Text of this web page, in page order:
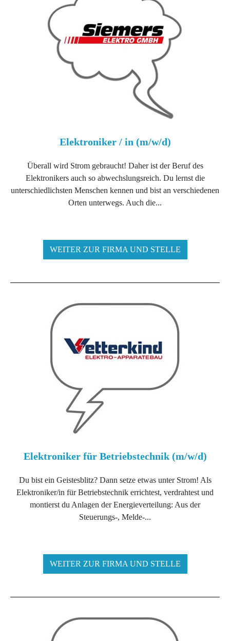
Elektroniker / in (m/w/d)
Überall wird Strom gebraucht! Daher ist der Beruf des
Elektronikers auch so abwechslungsreich. Du lernst die
unterschiedlichsten Menschen kennen und bist an verschiedenen
Orten unterwegs. Auch die...
WEITER ZUR FIRMA UND STELLE
Elektroniker für Betriebstechnik (m/w/d)
Du bist ein Geistesblitz? Dann setze etwas unter Strom! Als
Elektroniker/in für Betriebstechnik errichtest, verdrahtest und
montierst du Anlagen der Energieverteilung: Aus der
Steuerungs-, Melde-...
WEITER ZUR FIRMA UND STELLE